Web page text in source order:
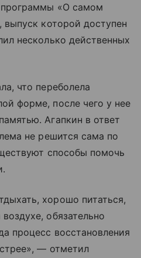
программы «О самом
выпуск которой доступен
несколько действенных
что переболела
форме, после чего у нее
Агапкин в ответ
не решится сама по
способы помочь
хорошо питаться,
обязательно
процесс восстановления
— отметил